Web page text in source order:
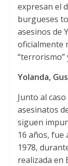
expresan el
burgueses
asesinos de
oficialmente
“terrorismo”
Yolanda,
Junto al
asesinatos
siguen
16 años, fue
1978,
realizada en